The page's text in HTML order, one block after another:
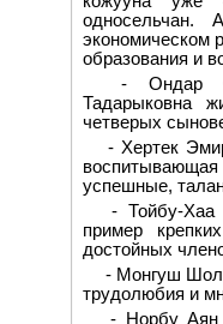
односельчан.
экономическом
образования и
- Ондар
Тадарыковна
четверых
- Хертек
успешные,
- Тойбу-
пример
достойных
- Монгуш
трудолюбия и
- Норбу Аян